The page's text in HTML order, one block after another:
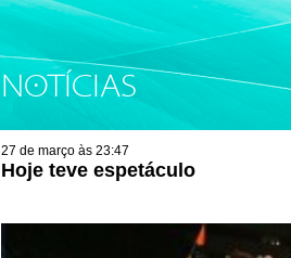
NOTÍCIAS
27 de março às 23:47
Hoje teve espetáculo